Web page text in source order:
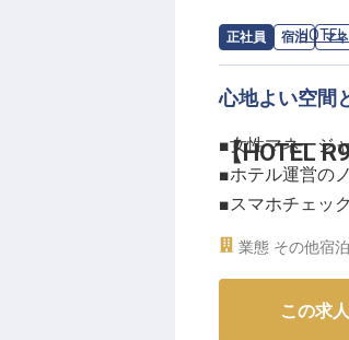
正社員 宿泊 マ
【HOTEL
求人情報：
心地よい空間
■女性マネージ
■ホテル運営の
■スマホチェッ
■マイカー通勤
HOTEL R9
業態 その他宿
この求